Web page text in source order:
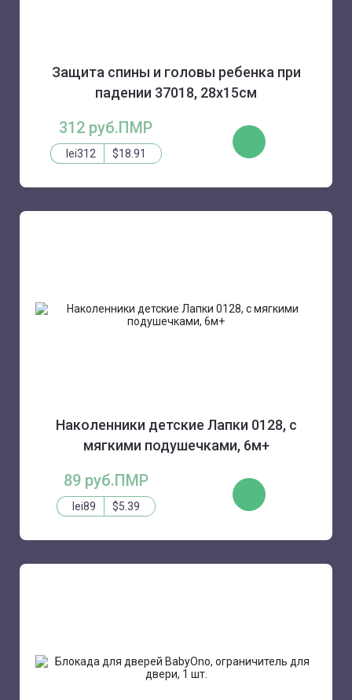
Защита спины и головы ребенка при
падении 37018, 28х15см
312 руб.ПМР
lei312 $18.91
КУПИТЬ
Наколенники детские Лапки 0128, с
мягкими подушечками, 6м+
89 руб.ПМР
lei89 $5.39
КУПИТЬ